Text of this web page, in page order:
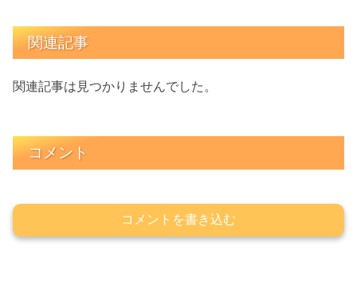
関連記事
関連記事は見つかりませんでした。
コメント
コメントを書き込む